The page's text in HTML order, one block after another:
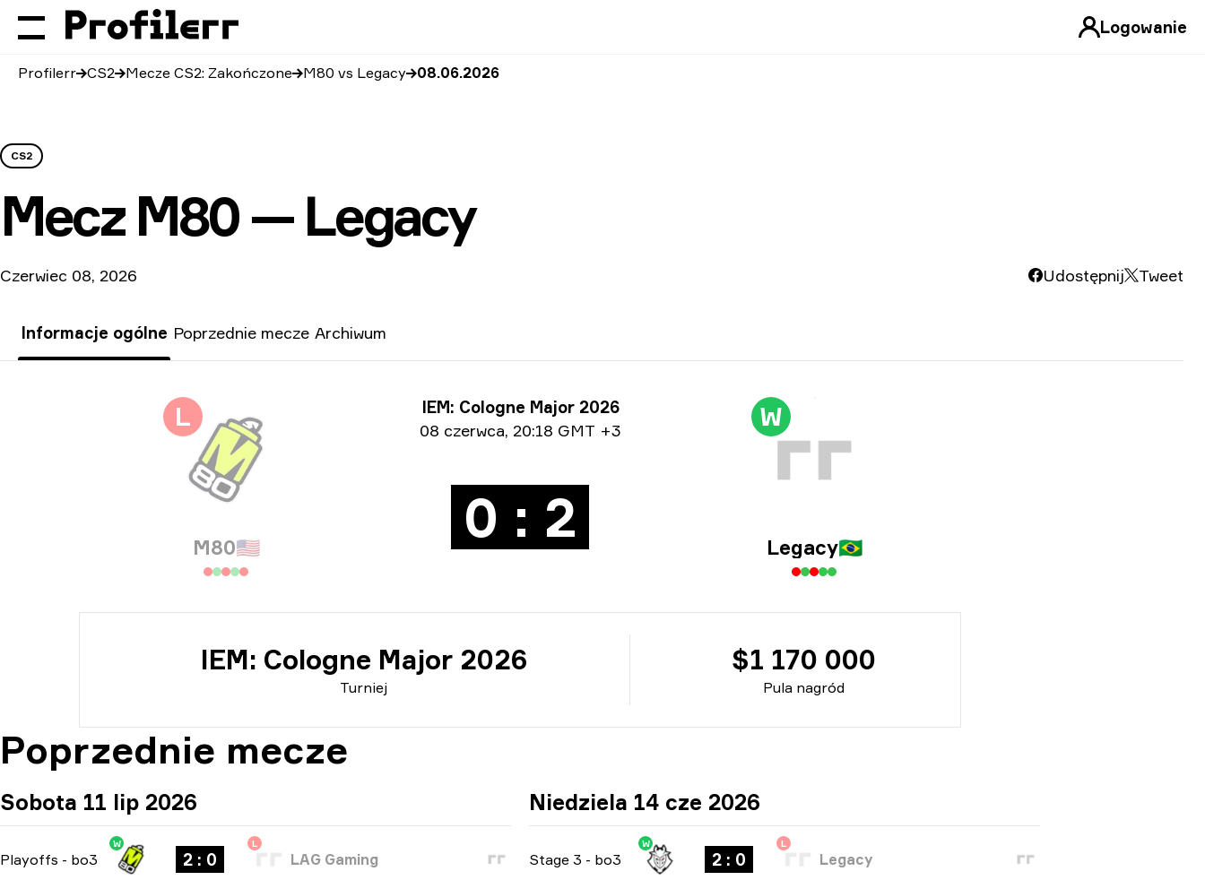
Logowanie
Profilerr CS2 Mecze CS2: Zakończone M80 vs Legacy 08.06.2026
CS2
Mecz M80 — Legacy
Czerwiec 08, 2026 Udostępnij Tweet
Informacje ogólne Poprzednie mecze Archiwum
Informacje o turnieju
IEM: Cologne Major 2026
Informacje o dacie
08 czerwca, 20:18 GMT +3
L
M80🇺🇸 0 : 2
W
Legacy🇧🇷
Turniej
IEM: Cologne Major 2026
Pula nagród
$1 170 000
Poprzednie mecze
Sobota 11 lip 2026
Playoffs - bo3
W
2 : 0
L
LAG Gaming
Niedziela 14 cze 2026
Stage 3 - bo3
W
2 : 0
L
Legacy